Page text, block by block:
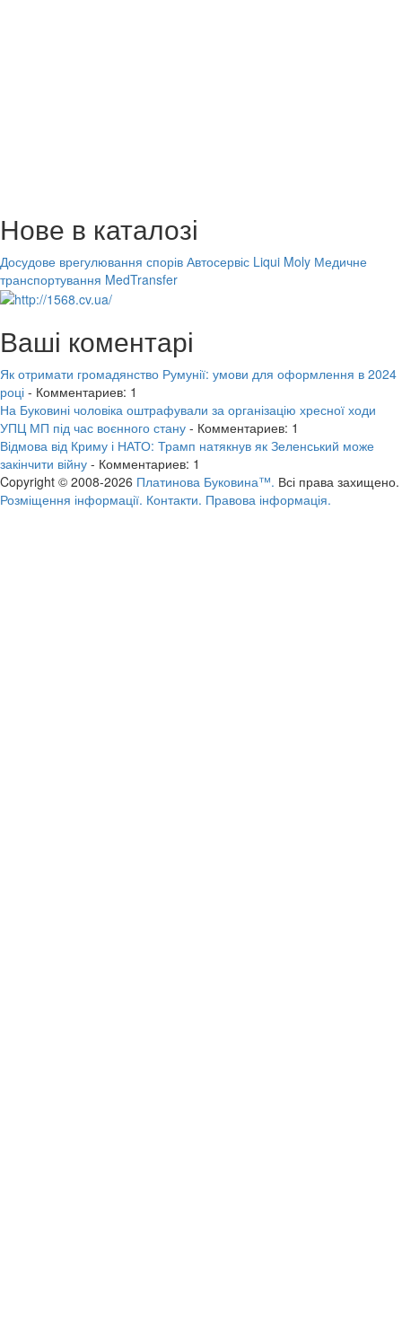
Нове в каталозі
Досудове врегулювання спорів Автосервіс Liqui Moly Медичне
транспортування MedTransfer
Ваші коментарі
Як отримати громадянство Румунії: умови для оформлення в 2024
році - Комментариев: 1
На Буковині чоловіка оштрафували за організацію хресної ходи
УПЦ МП під час воєнного стану - Комментариев: 1
Відмова від Криму і НАТО: Трамп натякнув як Зеленський може
закінчити війну - Комментариев: 1
Copyright © 2008-2026 Платинова Буковина™. Всі права захищено.
Розміщення інформації. Контакти. Правова інформація.